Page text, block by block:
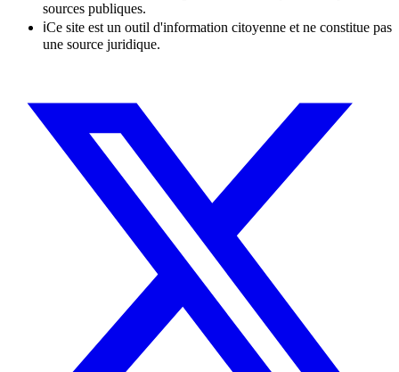
sources publiques.
ℹCe site est un outil d'information citoyenne et ne constitue pas
une source juridique.